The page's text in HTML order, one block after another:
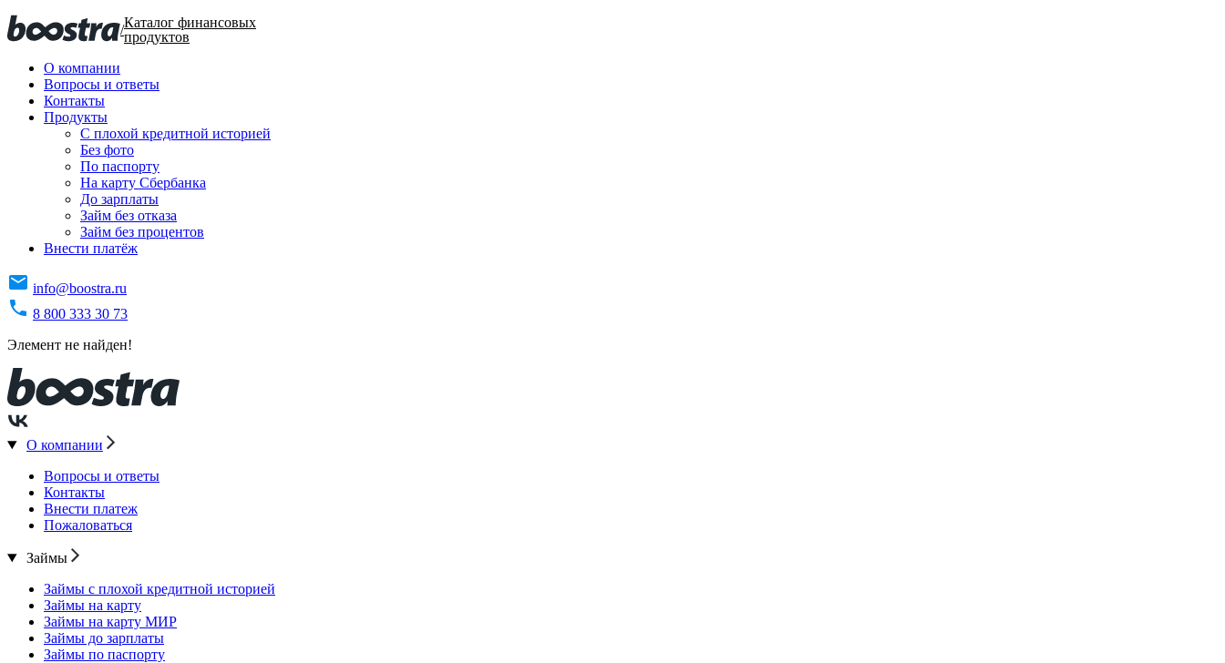
/Каталог финансовых
продуктов
О компании
Вопросы и ответы
Контакты
Продукты
C плохой кредитной историей
Без фото
По паспорту
На карту Сбербанка
До зарплаты
Займ без отказа
Займ без процентов
Внести платёж
info@boostra.ru
8 800 333 30 73
Элемент не найден!
О компании
Вопросы и ответы
Контакты
Внести платеж
Пожаловаться
Займы
Займы с плохой кредитной историей
Займы на карту
Займы на карту МИР
Займы до зарплаты
Займы по паспорту